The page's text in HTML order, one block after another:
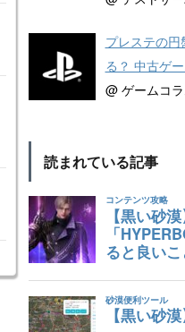
プレステの
る？ 中古ゲ
@ ゲームコ
読まれている記事